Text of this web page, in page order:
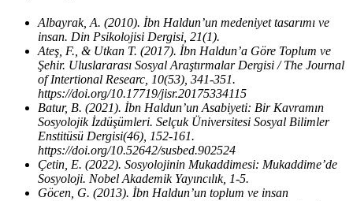
Albayrak, A. (2010). İbn Haldun’un medeniyet tasarımı ve
insan. Din Psikolojisi Dergisi, 21(1).
Ateş, F., & Utkan T. (2017). İbn Haldun’a Göre Toplum ve
Şehir. Uluslararası Sosyal Araştırmalar Dergisi / The Journal
of Intertional Researc, 10(53), 341-351.
https://doi.org/10.17719/jisr.20175334115
Batur, B. (2021). İbn Haldun’un Asabiyeti: Bir Kavramın
Sosyolojik İzdüşümleri. Selçuk Üniversitesi Sosyal Bilimler
Enstitüsü Dergisi(46), 152-161.
https://doi.org/10.52642/susbed.902524
Çetin, E. (2022). Sosyolojinin Mukaddimesi: Mukaddime’de
Sosyoloji. Nobel Akademik Yayıncılık, 1-5.
Göcen, G. (2013). İbn Haldun’un toplum ve insan